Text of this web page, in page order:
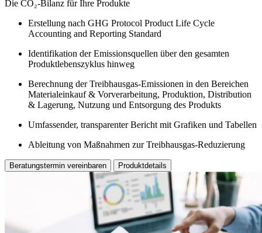
Die CO₂-Bilanz für Ihre Produkte
Erstellung nach GHG Protocol Product Life Cycle
Accounting and Reporting Standard
Identifikation der Emissionsquellen über den gesamten
Produktlebenszyklus hinweg
Berechnung der Treibhausgas-Emissionen in den Bereichen
Materialeinkauf & Vorverarbeitung, Produktion, Distribution
& Lagerung, Nutzung und Entsorgung des Produkts
Umfassender, transparenter Bericht mit Grafiken und Tabellen
Ableitung von Maßnahmen zur Treibhausgas-Reduzierung
Beratungstermin vereinbaren Produktdetails